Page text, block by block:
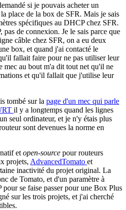
si je pouvais acheter un
place de la box de SFR. Mais je sais
spécifiques au DHCP chez SFR.
pas de connexion. Je le sais parce que
câble chez SFR, on a eu deux
box, et quand j'ai contacté le
fallait faire pour ne pas utiliser leur
mec au bout m'a dit tout net qu'il ne
et qu'il fallait que j'utilise leur
tombé sur la page d'un mec qui parle
il y a longtemps quand les lignes
seul ordinateur, et je n'y étais plus
sont devenues la norme en
et open-source pour routeurs
projets, AdvancedTomato et
inactivité du projet original. La
de Tomato, et d'un paramètre à
pour se faise passer pour une Box Plus
sur les trois projets, et j'ai cherché